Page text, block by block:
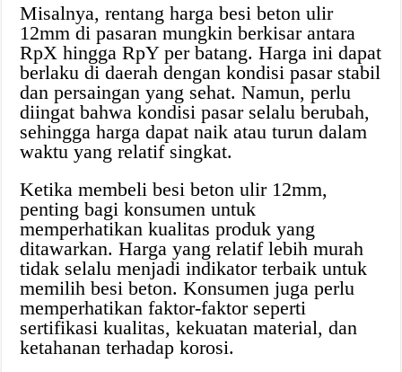
Misalnya, rentang harga besi beton ulir
12mm di pasaran mungkin berkisar antara
RpX hingga RpY per batang. Harga ini dapat
berlaku di daerah dengan kondisi pasar stabil
dan persaingan yang sehat. Namun, perlu
diingat bahwa kondisi pasar selalu berubah,
sehingga harga dapat naik atau turun dalam
waktu yang relatif singkat.
Ketika membeli besi beton ulir 12mm,
penting bagi konsumen untuk
memperhatikan kualitas produk yang
ditawarkan. Harga yang relatif lebih murah
tidak selalu menjadi indikator terbaik untuk
memilih besi beton. Konsumen juga perlu
memperhatikan faktor-faktor seperti
sertifikasi kualitas, kekuatan material, dan
ketahanan terhadap korosi.